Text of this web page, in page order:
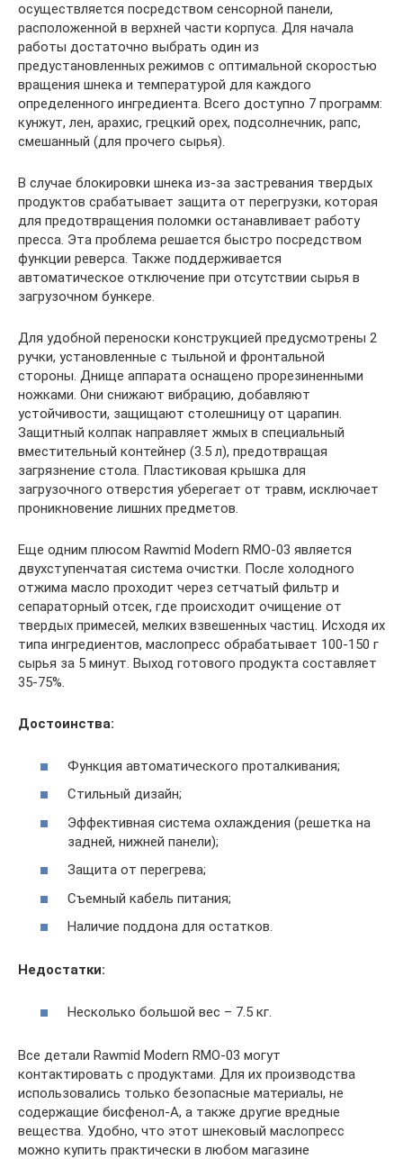
осуществляется посредством сенсорной панели,
расположенной в верхней части корпуса. Для начала
работы достаточно выбрать один из
предустановленных режимов с оптимальной скоростью
вращения шнека и температурой для каждого
определенного ингредиента. Всего доступно 7 программ:
кунжут, лен, арахис, грецкий орех, подсолнечник, рапс,
смешанный (для прочего сырья).
В случае блокировки шнека из-за застревания твердых
продуктов срабатывает защита от перегрузки, которая
для предотвращения поломки останавливает работу
пресса. Эта проблема решается быстро посредством
функции реверса. Также поддерживается
автоматическое отключение при отсутствии сырья в
загрузочном бункере.
Для удобной переноски конструкцией предусмотрены 2
ручки, установленные с тыльной и фронтальной
стороны. Днище аппарата оснащено прорезиненными
ножками. Они снижают вибрацию, добавляют
устойчивости, защищают столешницу от царапин.
Защитный колпак направляет жмых в специальный
вместительный контейнер (3.5 л), предотвращая
загрязнение стола. Пластиковая крышка для
загрузочного отверстия уберегает от травм, исключает
проникновение лишних предметов.
Еще одним плюсом Rawmid Modern RMO-03 является
двухступенчатая система очистки. После холодного
отжима масло проходит через сетчатый фильтр и
сепараторный отсек, где происходит очищение от
твердых примесей, мелких взвешенных частиц. Исходя их
типа ингредиентов, маслопресс обрабатывает 100-150 г
сырья за 5 минут. Выход готового продукта составляет
35-75%.
Достоинства:
Функция автоматического проталкивания;
Стильный дизайн;
Эффективная система охлаждения (решетка на
задней, нижней панели);
Защита от перегрева;
Съемный кабель питания;
Наличие поддона для остатков.
Недостатки:
Несколько большой вес – 7.5 кг.
Все детали Rawmid Modern RMO-03 могут
контактировать с продуктами. Для их производства
использовались только безопасные материалы, не
содержащие бисфенол-А, а также другие вредные
вещества. Удобно, что этот шнековый маслопресс
можно купить практически в любом магазине